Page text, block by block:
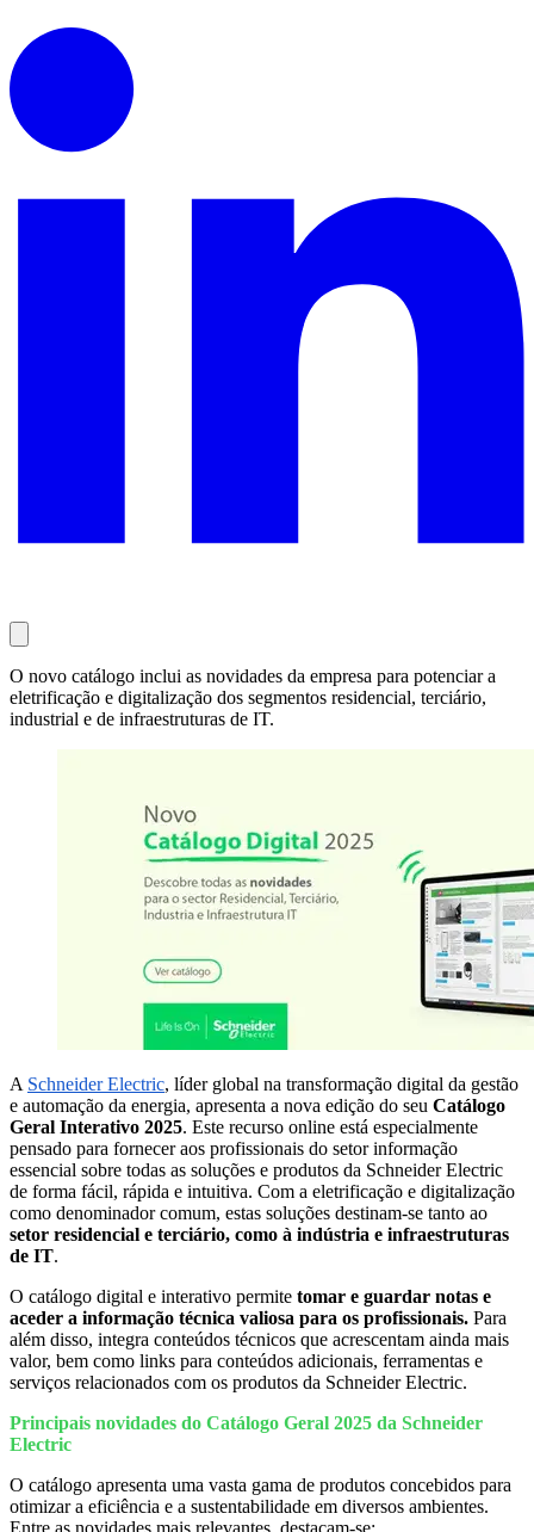
O novo catálogo inclui as novidades da empresa para potenciar a
eletrificação e digitalização dos segmentos residencial, terciário,
industrial e de infraestruturas de IT.
A Schneider Electric, líder global na transformação digital da gestão
e automação da energia, apresenta a nova edição do seu Catálogo
Geral Interativo 2025. Este recurso online está especialmente
pensado para fornecer aos profissionais do setor informação
essencial sobre todas as soluções e produtos da Schneider Electric
de forma fácil, rápida e intuitiva. Com a eletrificação e digitalização
como denominador comum, estas soluções destinam-se tanto ao
setor residencial e terciário, como à indústria e infraestruturas
de IT.
O catálogo digital e interativo permite tomar e guardar notas e
aceder a informação técnica valiosa para os profissionais. Para
além disso, integra conteúdos técnicos que acrescentam ainda mais
valor, bem como links para conteúdos adicionais, ferramentas e
serviços relacionados com os produtos da Schneider Electric.
Principais novidades do Catálogo Geral 2025 da Schneider
Electric
O catálogo apresenta uma vasta gama de produtos concebidos para
otimizar a eficiência e a sustentabilidade em diversos ambientes.
Entre as novidades mais relevantes, destacam-se: